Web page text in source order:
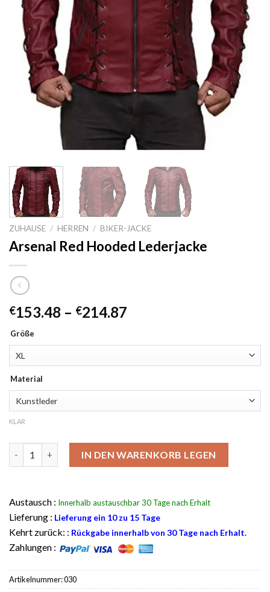
ZUHAUSE / HERREN / BIKER-JACKE
Arsenal Red Hooded Lederjacke
€153.48 – €214.87
Größe
Material
KLAR
IN DEN WARENKORB LEGEN
Austausch : Innerhalb austauschbar 30 Tage nach Erhalt
Lieferung : Lieferung ein 10 zu 15 Tage
Kehrt zurück: : Rückgabe innerhalb von 30 Tage nach Erhalt.
Zahlungen :
Artikelnummer:030